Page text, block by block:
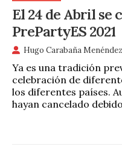
El 24 de Abril se
PrePartyES 2021
Hugo Carabaña Menéndez
Ya es una tradición
celebración de
los diferentes países.
hayan cancelado